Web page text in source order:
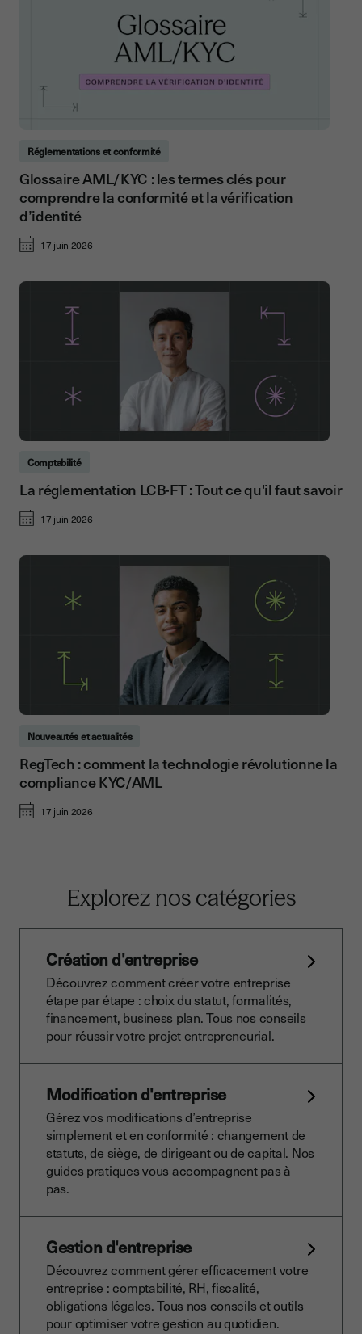
Réglementations et conformité
Glossaire AML/KYC : les termes clés pour
comprendre la conformité et la vérification
d’identité
17 juin 2026
Comptabilité
La réglementation LCB-FT : Tout ce qu'il faut savoir
17 juin 2026
Nouveautés et actualités
RegTech : comment la technologie révolutionne la
compliance KYC/AML
17 juin 2026
Explorez nos catégories
Création d'entreprise
Découvrez comment créer votre entreprise
étape par étape : choix du statut, formalités,
financement, business plan. Tous nos conseils
pour réussir votre projet entrepreneurial.
Modification d'entreprise
Gérez vos modifications d’entreprise
simplement et en conformité : changement de
statuts, de siège, de dirigeant ou de capital. Nos
guides pratiques vous accompagnent pas à
pas.
Gestion d'entreprise
Découvrez comment gérer efficacement votre
entreprise : comptabilité, RH, fiscalité,
obligations légales. Tous nos conseils et outils
pour optimiser votre gestion au quotidien.